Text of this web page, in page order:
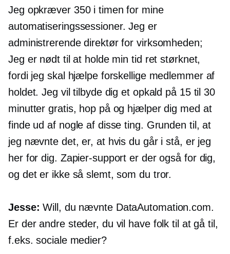
Jeg opkræver 350 i timen for mine
automatiseringssessioner. Jeg er
administrerende direktør for virksomheden;
Jeg er nødt til at holde min tid ret størknet,
fordi jeg skal hjælpe forskellige medlemmer af
holdet. Jeg vil tilbyde dig et opkald på 15 til 30
minutter gratis, hop på og hjælper dig med at
finde ud af nogle af disse ting. Grunden til, at
jeg nævnte det, er, at hvis du går i stå, er jeg
her for dig. Zapier-support er der også for dig,
og det er ikke så slemt, som du tror.
Jesse: Will, du nævnte DataAutomation.com.
Er der andre steder, du vil have folk til at gå til,
f.eks. sociale medier?